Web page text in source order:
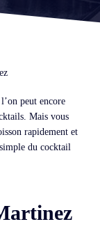
peut encore
Mais vous
rapidement et
du cocktail